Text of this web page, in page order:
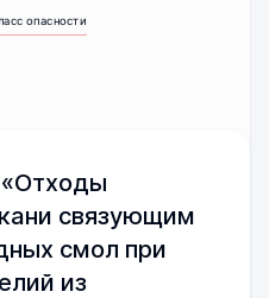
опасности
связующим
смол при
из